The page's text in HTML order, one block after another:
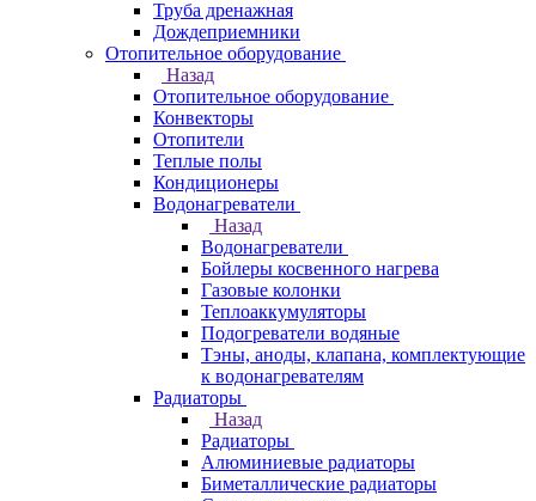
Труба дренажная
Дождеприемники
Отопительное оборудование
Назад
Отопительное оборудование
Конвекторы
Отопители
Теплые полы
Кондиционеры
Водонагреватели
Назад
Водонагреватели
Бойлеры косвенного нагрева
Газовые колонки
Теплоаккумуляторы
Подогреватели водяные
Тэны, аноды, клапана, комплектующие
к водонагревателям
Радиаторы
Назад
Радиаторы
Алюминиевые радиаторы
Биметаллические радиаторы